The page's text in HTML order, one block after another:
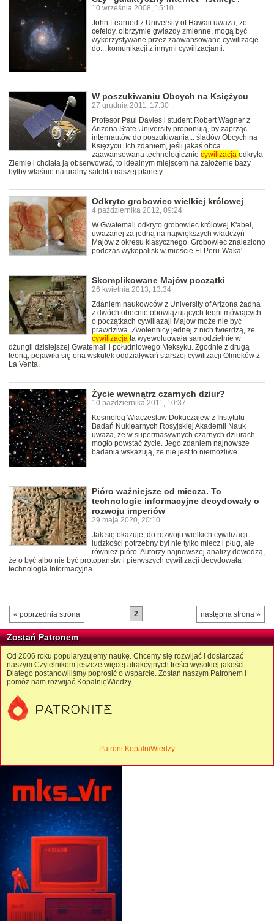
10 września 2008, 15:10
John Learned z University of Hawaii uważa, że
cefeidy, olbrzymie gwiazdy zmienne, mogą być
wykorzystywane przez zaawansowane cywilizacje
do... komunikacji z innymi cywilizacjami.
W poszukiwaniu Obcych na Księżycu
27 grudnia 2011, 17:30
Profesor Paul Davies i student Robert Wagner z
Arizona State University proponują, by zaprząc
internautów do poszukiwania... śladów Obcych na
Księżycu. Ich zdaniem, jeśli jakaś obca
zaawansowana technologicznie cywilizacja odkryła
Ziemię i chciała ją obserwować, to idealnym miejscem na założenie bazy
byłby właśnie naturalny satelita naszej planety.
Odkryto grobowiec wielkiej królowej
4 października 2012, 09:24
W Gwatemali odkryto grobowiec królowej K'abel,
uważanej za jedną na największych władczyń
Majów z okresu klasycznego. Grobowiec znaleziono
podczas wykopalisk w mieście El Peru-Waka'
Skomplikowane Majów początki
26 kwietnia 2013, 13:34
Zdaniem naukowców z University of Arizona żadna
z dwóch obecnie obowiązujących teorii mówiących
o początkach cywiliazaji Majów może nie być
prawdziwa. Zwolennicy jednej z nich twierdzą, że
cywilizacja ta wyewoluowała samodzielnie w
dżungli dzisiejszej Gwatemali i południowego Meksyku. Zgodnie z drugą
teorią, pojawiła się ona wskutek oddziaływań starszej cywilizacji Olmeków z
La Venta.
Życie wewnątrz czarnych dziur?
10 października 2011, 10:37
Kosmolog Wiaczesław Dokuczajew z Instytutu
Badań Nuklearnych Rosyjskiej Akademii Nauk
uważa, że w supermasywnych czarnych dziurach
mogło powstać życie. Jego zdaniem najnowsze
badania wskazują, że nie jest to niemożliwe
Pióro ważniejsze od miecza. To
technologie informacyjne decydowały o
rozwoju imperiów
29 maja 2020, 20:10
Jak się okazuje, do rozwoju wielkich cywilizacji
ludzkości potrzebny był nie tylko miecz i pług, ale
również pióro. Autorzy najnowszej analizy dowodzą,
że o być albo nie być protopaństw i pierwszych cywilizacji decydowała
technologia informacyjna.
« poprzednia strona następna strona »
2 …
Zostań Patronem
Od 2006 roku popularyzujemy naukę. Chcemy się rozwijać i dostarczać
naszym Czytelnikom jeszcze więcej atrakcyjnych treści wysokiej jakości.
Dlatego postanowiliśmy poprosić o wsparcie. Zostań naszym Patronem i
pomóż nam rozwijać KopalnięWiedzy.
Patroni KopalniWiedzy